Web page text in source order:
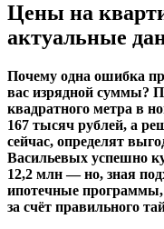
Цены на
актуальные
Почему одна ошибка
вас изрядной суммы?
квадратного метра в
167 тысяч рублей, а
сейчас, определят
Васильевых успешно
12,2 млн — но, зная
ипотечные программы,
за счёт правильного